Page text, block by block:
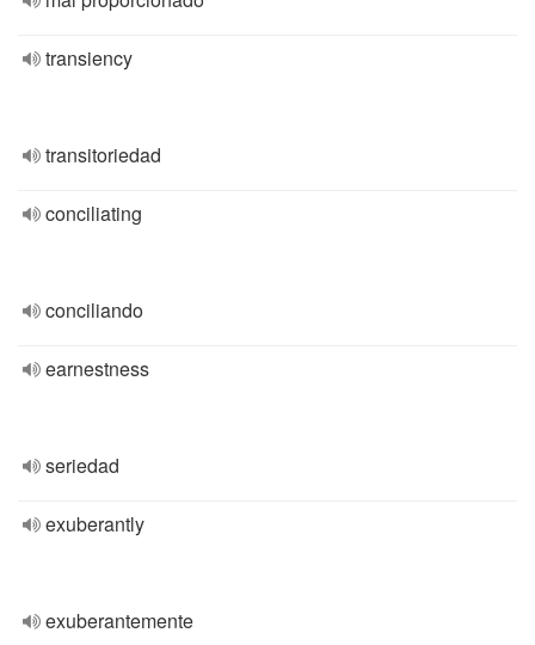
transiency
transitoriedad
conciliating
conciliando
earnestness
seriedad
exuberantly
exuberantemente